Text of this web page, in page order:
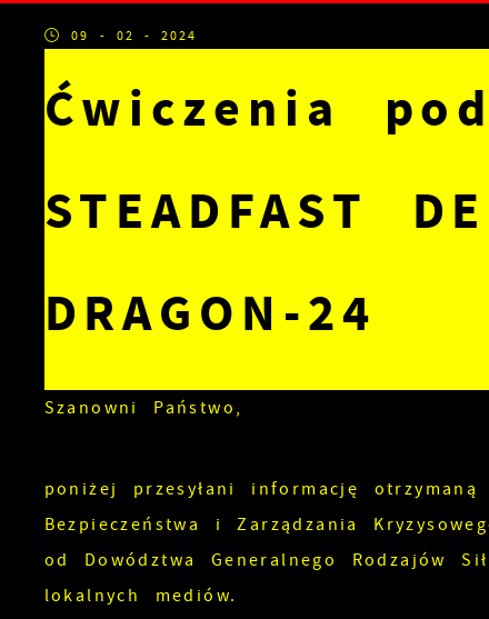
09 - 02 - 2024
Ćwiczenia
STEADFAST
DRAGON-24
Szanowni Państwo,
poniżej przesyłani informację
Bezpieczeństwa i Zarządzania
od Dowództwa Generalnego Rodzajów
lokalnych mediów.